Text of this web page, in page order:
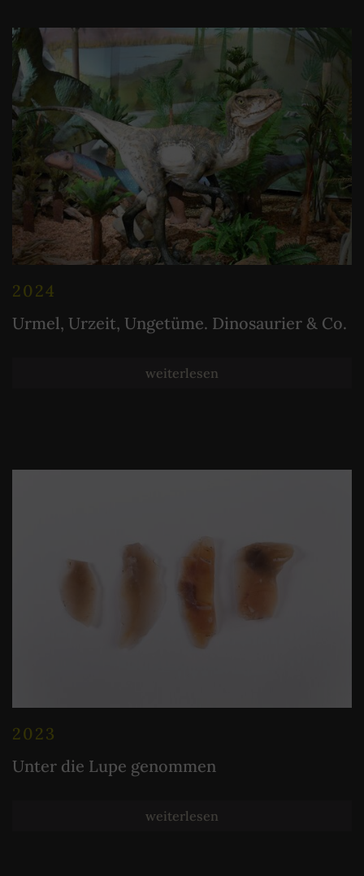
2024
Urmel, Urzeit, Ungetüme. Dinosaurier & Co.
weiterlesen
2023
Unter die Lupe genommen
weiterlesen